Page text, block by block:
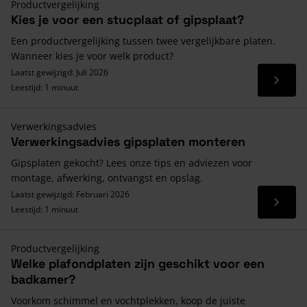
Productvergelijking
Kies je voor een stucplaat of gipsplaat?
Een productvergelijking tussen twee vergelijkbare platen.
Wanneer kies je voor welk product?
Laatst gewijzigd: Juli 2026
Leestijd: 1 minuut
Lees
Verwerkingsadvies
Verwerkingsadvies gipsplaten monteren
Gipsplaten gekocht? Lees onze tips en adviezen voor
montage, afwerking, ontvangst en opslag.
Laatst gewijzigd: Februari 2026
Leestijd: 1 minuut
Lees
Productvergelijking
Welke plafondplaten zijn geschikt voor een
badkamer?
Voorkom schimmel en vochtplekken, koop de juiste